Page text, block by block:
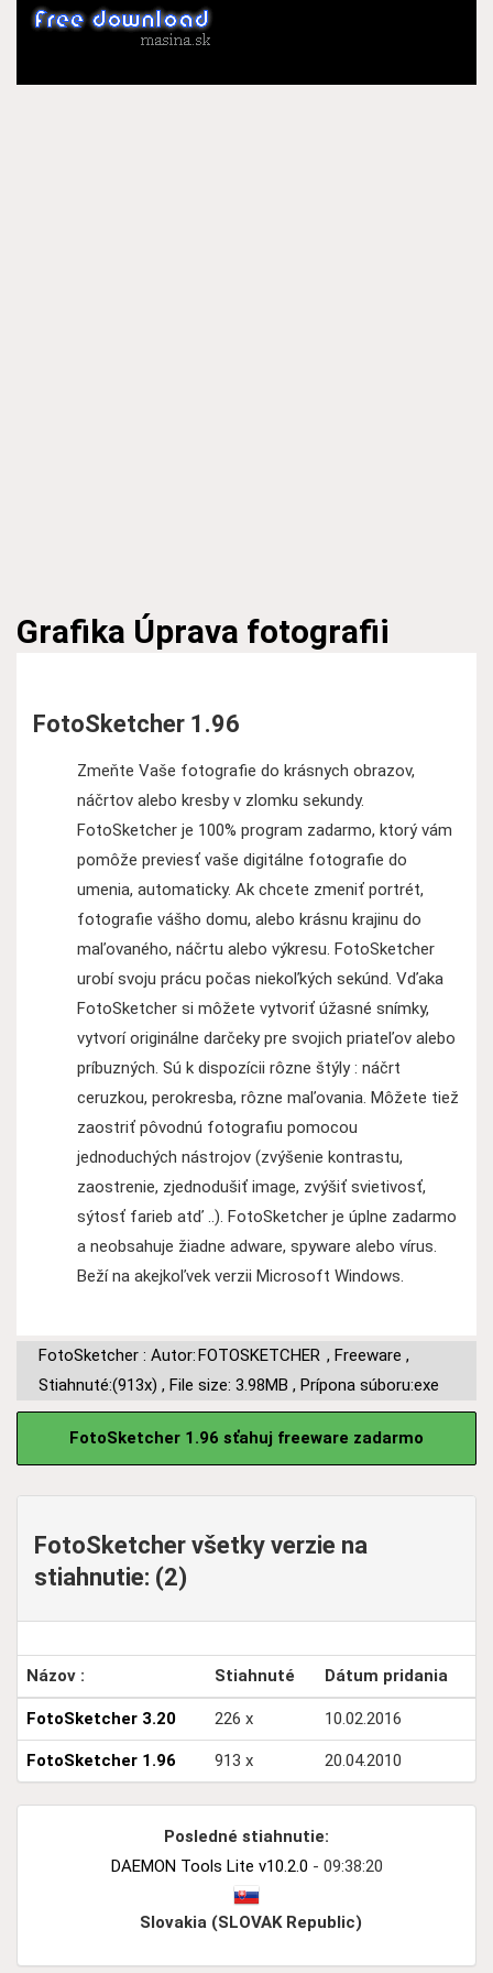
Grafika Úprava fotografii
FotoSketcher 1.96
Zmeňte Vaše fotografie do krásnych obrazov,
náčrtov alebo kresby v zlomku sekundy.
FotoSketcher je 100% program zadarmo, ktorý vám
pomôže previesť vaše digitálne fotografie do
umenia, automaticky. Ak chcete zmeniť portrét,
fotografie vášho domu, alebo krásnu krajinu do
maľovaného, náčrtu alebo výkresu. FotoSketcher
urobí svoju prácu počas niekoľkých sekúnd. Vďaka
FotoSketcher si môžete vytvoriť úžasné snímky,
vytvorí originálne darčeky pre svojich priateľov alebo
príbuzných. Sú k dispozícii rôzne štýly : náčrt
ceruzkou, perokresba, rôzne maľovania. Môžete tiež
zaostriť pôvodnú fotografiu pomocou
jednoduchých nástrojov (zvýšenie kontrastu,
zaostrenie, zjednodušiť image, zvýšiť svietivosť,
sýtosť farieb atď ..). FotoSketcher je úplne zadarmo
a neobsahuje žiadne adware, spyware alebo vírus.
Beží na akejkoľvek verzii Microsoft Windows.
FotoSketcher : Autor:FOTOSKETCHER , Freeware ,
Stiahnuté:(913x) , File size: 3.98MB , Prípona súboru:exe
FotoSketcher 1.96 sťahuj freeware zadarmo
FotoSketcher všetky verzie na
stiahnutie: (2)
Názov : Stiahnuté Dátum pridania
FotoSketcher 3.20 226 x 10.02.2016
FotoSketcher 1.96 913 x 20.04.2010
Posledné stiahnutie:
DAEMON Tools Lite v10.2.0 - 09:38:20
Slovakia (SLOVAK Republic)